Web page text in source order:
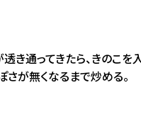
き通ってきたら、きのこ
さが無くなるまで炒める。